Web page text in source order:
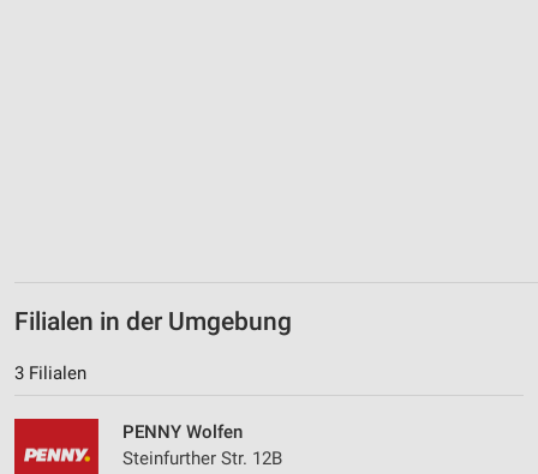
Filialen in der Umgebung
3 Filialen
PENNY Wolfen
Steinfurther Str. 12B
Verwendung von Profilen zur Auswahl
personalisierter Inhalte
Messung der Werbeleistung
Messung der Performance von Inhalten